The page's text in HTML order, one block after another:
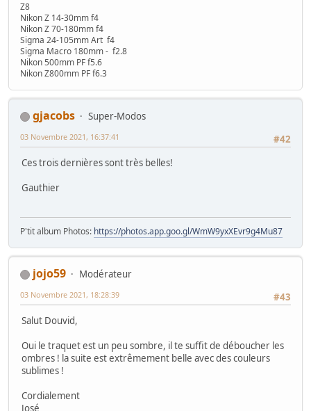
Z8
Nikon Z 14-30mm f4
Nikon Z 70-180mm f4
Sigma 24-105mm Art f4
Sigma Macro 180mm - f2.8
Nikon 500mm PF f5.6
Nikon Z800mm PF f6.3
gjacobs
Super-Modos
#42
03 Novembre 2021, 16:37:41
Ces trois dernières sont très belles!
Gauthier
P'tit album Photos: https://photos.app.goo.gl/WmW9yxXEvr9g4Mu87
jojo59
Modérateur
#43
03 Novembre 2021, 18:28:39
Salut Douvid,
Oui le traquet est un peu sombre, il te suffit de déboucher les
ombres ! la suite est extrêmement belle avec des couleurs
sublimes !
Cordialement